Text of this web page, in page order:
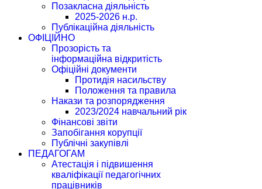
Позакласна діяльність
2025-2026 н.р.
Публікаційна діяльність
ОФІЦІЙНО
Прозорість та
інформаційна відкритість
Офіційні документи
Протидія насильству
Положення та правила
Накази та розпорядження
2023/2024 навчальний рік
Фінансові звіти
Запобігання корупції
Публічні закупівлі
ПЕДАГОГАМ
Атестація і підвишення
кваліфікації педагогічних
працівників